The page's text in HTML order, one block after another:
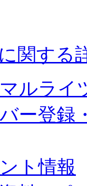
関する
ルライ
ー登録
ト情報